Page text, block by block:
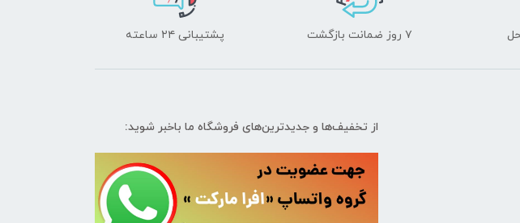
۷ روز ضمانت بازگشت پشتیبانی ۲۴ ساعته
از تخفیف‌ها و جدیدترین‌های فروشگاه ما باخبر شوید: